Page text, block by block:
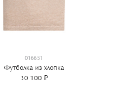
016651
Футболка из хлопка
30 100 ₽